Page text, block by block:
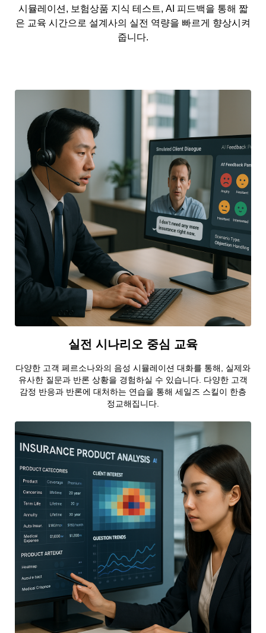
시뮬레이션, 보험상품 지식 테스트, AI 피드백을 통해 짧
은 교육 시간으로 설계사의 실전 역량을 빠르게 향상시켜
줍니다.
실전 시나리오 중심 교육
다양한 고객 페르소나와의 음성 시뮬레이션 대화를 통해, 실제와
유사한 질문과 반론 상황을 경험하실 수 있습니다. 다양한 고객
감정 반응과 반론에 대처하는 연습을 통해 세일즈 스킬이 한층
정교해집니다.